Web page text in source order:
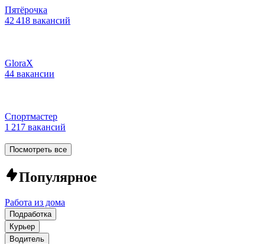
Пятёрочка
42 418 вакансий
GloraX
44 вакансии
Спортмастер
1 217 вакансий
Посмотреть все
Популярное
Работа из дома
Подработка
Курьер
Водитель